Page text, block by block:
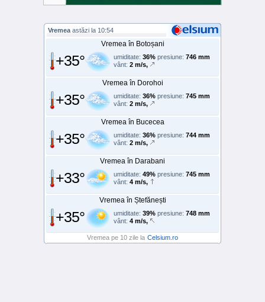
Vremea astăzi la 10:54
Vremea în Botoșani
+35° umiditate: 36% presiune: 746 mm
vânt: 2 m/s,
Vremea în Dorohoi
+35° umiditate: 36% presiune: 745 mm
vânt: 2 m/s,
Vremea în Bucecea
+35° umiditate: 36% presiune: 744 mm
vânt: 2 m/s,
Vremea în Darabani
+33° umiditate: 49% presiune: 745 mm
vânt: 4 m/s,
Vremea în Ștefănești
+35° umiditate: 39% presiune: 748 mm
vânt: 4 m/s,
Vremea pe 10 zile la Celsium.ro